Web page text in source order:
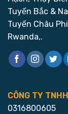
Tuyến Bắc &
Tuyến Châu
Rwanda,.
CÔNG TY
0316800605